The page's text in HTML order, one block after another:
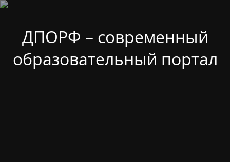
ДПОРФ – современный
образовательный портал